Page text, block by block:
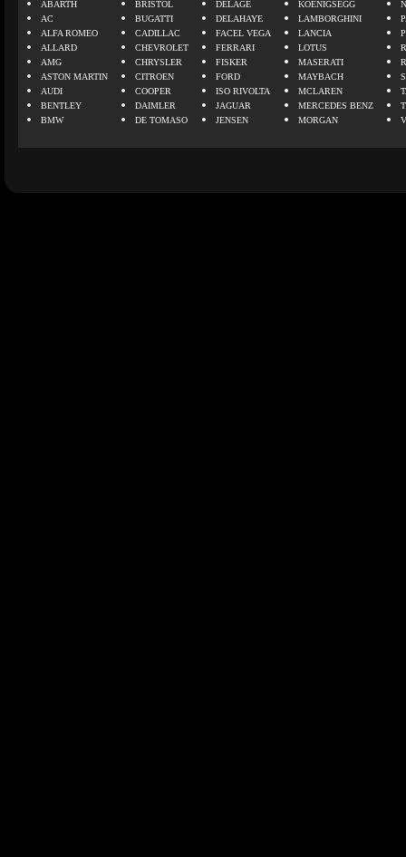
ABARTH
AC
ALFA ROMEO
ALLARD
AMG
ASTON MARTIN
AUDI
BENTLEY
BMW
BRISTOL
BUGATTI
CADILLAC
CHEVROLET
CHRYSLER
CITROEN
COOPER
DAIMLER
DE TOMASO
DELAGE
DELAHAYE
FACEL VEGA
FERRARI
FISKER
FORD
ISO RIVOLTA
JAGUAR
JENSEN
KOENIGSEGG
LAMBORGHINI
LANCIA
LOTUS
MASERATI
MAYBACH
MCLAREN
MERCEDES BENZ
MORGAN